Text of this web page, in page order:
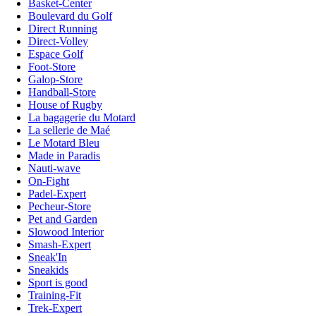
Basket-Center
Boulevard du Golf
Direct Running
Direct-Volley
Espace Golf
Foot-Store
Galop-Store
Handball-Store
House of Rugby
La bagagerie du Motard
La sellerie de Maé
Le Motard Bleu
Made in Paradis
Nauti-wave
On-Fight
Padel-Expert
Pecheur-Store
Pet and Garden
Slowood Interior
Smash-Expert
Sneak'In
Sneakids
Sport is good
Training-Fit
Trek-Expert